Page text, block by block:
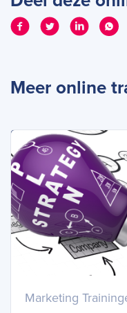
Meer online
Marketing